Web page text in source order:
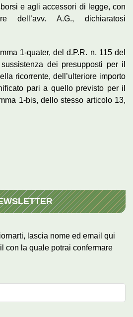
e agli accessori di legge, con
dell’avv. A.G., dichiaratosi
1-quater, del d.P.R. n. 115 del
dei presupposti per il
ricorrente, dell’ulteriore importo
pari a quello previsto per il
1-bis, dello stesso articolo 13,
lascia nome ed email qui
con la quale potrai confermare